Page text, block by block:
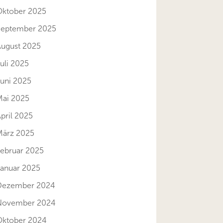
2025
2025
2025
2025
2025
2025
2025
2025
2025
2025
2024
2024
2024